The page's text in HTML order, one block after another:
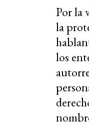
Por la
la
los